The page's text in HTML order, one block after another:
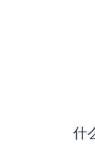
什